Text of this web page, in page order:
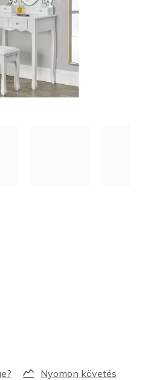
Nyomon követés